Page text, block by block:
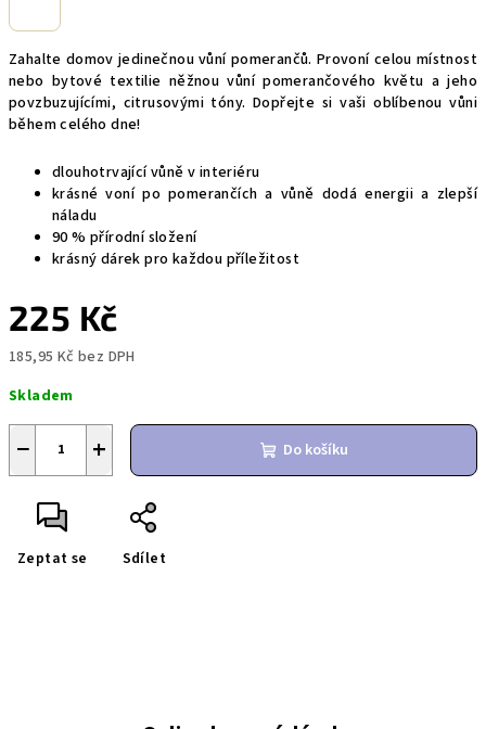
Zahalte domov jedinečnou vůní pomerančů. Provoní celou místnost
nebo bytové textilie něžnou vůní pomerančového květu a jeho
povzbuzujícími, citrusovými tóny. Dopřejte si vaši oblíbenou vůni
během celého dne!
dlouhotrvající vůně v interiéru
krásné voní po pomerančích a vůně dodá energii a zlepší
náladu
90 % přírodní složení
krásný dárek pro každou příležitost
225 Kč
185,95 Kč bez DPH
cena:
Skladem
+
− Do košíku
Zeptat se Sdílet